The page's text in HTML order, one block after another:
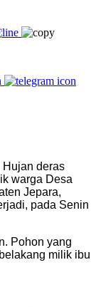
Hujan deras
warga Desa
Jepara,
pada Senin
Pohon yang
milik ibu